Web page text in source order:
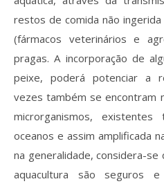
restos de comida não
(fármacos veterinários e
pragas. A incorporação de
peixe, poderá potenciar a
vezes também se encontram
microrganismos,
oceanos e assim amplificada
na generalidade, considera-
aquacultura são seguros